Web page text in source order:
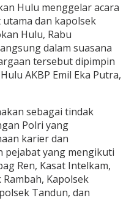
Hulu menggelar acara
dan kapolsek
Hulu, Rabu
dalam suasana
tersebut dipimpin
AKBP Emil Eka Putra,
sebagai tindak
Polri yang
karier dan
pejabat yang mengikuti
Ren, Kasat Intelkam,
Kapolsek
Tandun, dan